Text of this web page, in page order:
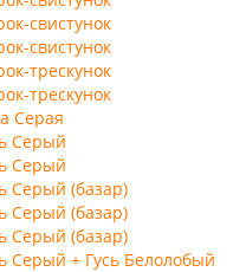
свистунок
свистунок
трескунок
трескунок
Серая
Серый
Серый
Серый (базар)
Серый (базар)
Серый (базар)
Серый + Гусь Белолобый